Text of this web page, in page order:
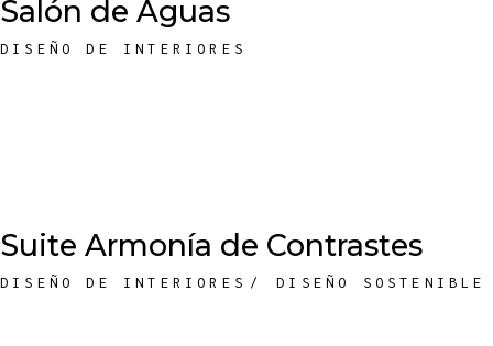
Salón de Aguas
DISEÑO DE INTERIORES
Suite Armonía de Contrastes
DISEÑO DE INTERIORES DISEÑO SOSTENIBLE